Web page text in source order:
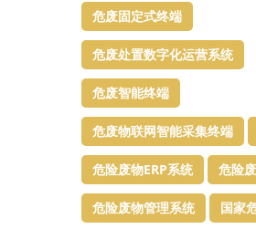
危废固定式终端
危废处置数字化运营系统
危废智能终端
危废物联网智能采集终端
危险废物ERP系统 危险
危险废物管理系统 国家